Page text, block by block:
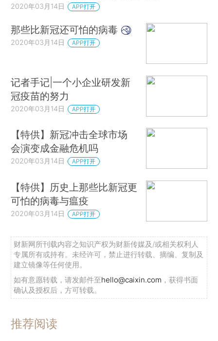
2020年03月14日 APP打开
那些比新冠还可怕的病毒
2020年03月14日 APP打开
记者手记|一个小企业研发新
冠疫苗的努力
2020年03月14日 APP打开
【特供】新冠冲击全球市场
会演变成金融危机吗
2020年03月14日 APP打开
【特供】历史上那些比新冠更
可怕的病毒与瘟疫
2020年03月14日 APP打开
财新网所刊载内容之知识产权为财新传媒及/或相关权利人
专属所有或持有。未经许可，禁止进行转载、摘编、复制及
建立镜像等任何使用。
如有意愿转载，请发邮件至hello@caixin.com ，获得书面
确认及授权后，方可转载。
推荐阅读